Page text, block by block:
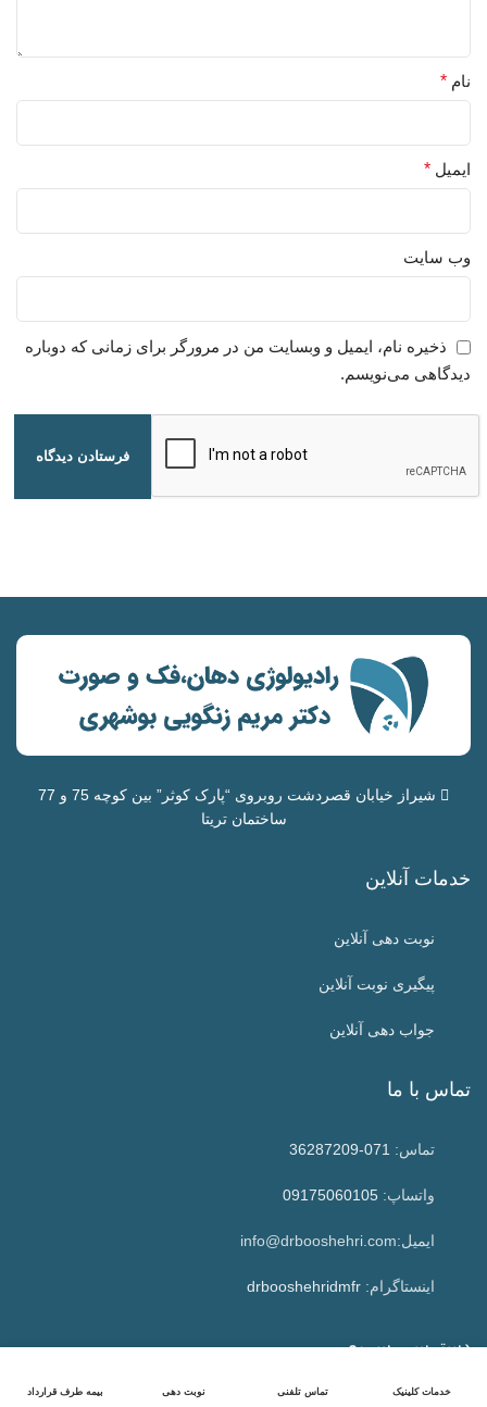
نام *
ایمیل *
وب‌ سایت
ذخیره نام، ایمیل و وبسایت من در مرورگر برای زمانی که دوباره
دیدگاهی می‌نویسم.
دسترسی سریع
تماس با ما
تماس: 071-36287209
واتساپ: 09175060105
ایمیل:info@drbooshehri.com
اینستاگرام: drbooshehridmfr
خدمات آنلاین
نوبت دهی آنلاین
پیگیری نوبت آنلاین
جواب دهی آنلاین
شیراز خیابان قصردشت روبروی “پارک کوثر
” بین کوچه 75 و 77
ساختمان تریتا
خدمات کلینیک تماس تلفنی نوبت دهی بیمه طرف قرارداد